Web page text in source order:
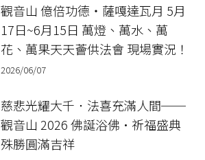
觀音山 億倍功德‧薩嘎達瓦月 5月
17日~6月15日 萬燈、萬水、萬
花、萬果天天薈供法會 現場實況！
2026/06/07
慈悲光耀大千．法喜充滿人間──
觀音山 2026 佛誕浴佛•祈福盛典
殊勝圓滿吉祥